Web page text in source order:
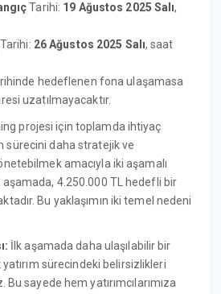
Tarihi: 19 Ağustos 2025Salı,
26 Ağustos 2025 Salı, saat
hedeflenen fona ulaşamasa
uzatılmayacaktır.
projesi için toplamda ihtiyaç
sürecini daha stratejik ve
amacıyla iki aşamalı
aşamada, 4.250.000 TL hedefli bir
Bu yaklaşımın iki temel nedeni
İlk aşamada daha ulaşılabilir bir
sürecindeki belirsizlikleri
sayede hem yatırımcılarımıza